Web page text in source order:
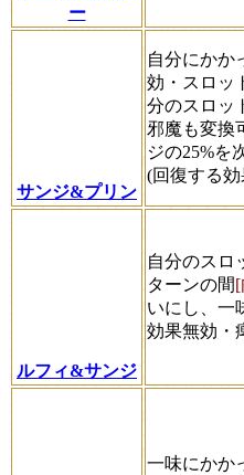
ー
サンジ&プリン
自分にかか
効・スロッ
分のスロッ
邪魔も変換
ジの25%を
(回復する
ルフィ&サンジ
自分のスロ
ターンの間[
いにし、一
効果無効・
一味にかか